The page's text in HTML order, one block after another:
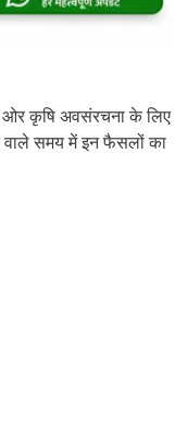
ओर कृषि अवसंरचना के लिए
वाले समय में इन फैसलों का